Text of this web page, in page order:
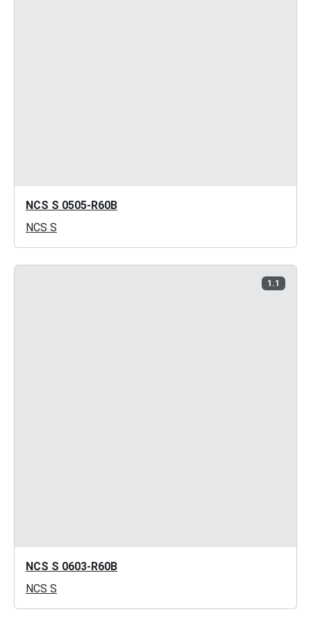
NCS S 0505-R60B
NCS S
1.1
NCS S 0603-R60B
NCS S